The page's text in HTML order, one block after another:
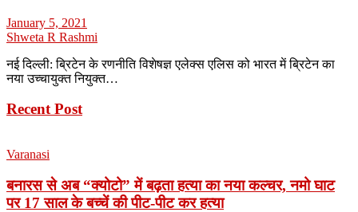
January 5, 2021
Shweta R Rashmi
नई दिल्ली: ब्रिटेन के रणनीति विशेषज्ञ एलेक्स एलिस को भारत में ब्रिटेन का
नया उच्चायुक्त नियुक्त…
Recent Post
Varanasi
बनारस से अब “क्योटो” में बढ़ता हत्या का नया कल्चर, नमो घाट
पर 17 साल के बच्चें की पीट-पीट कर हत्या